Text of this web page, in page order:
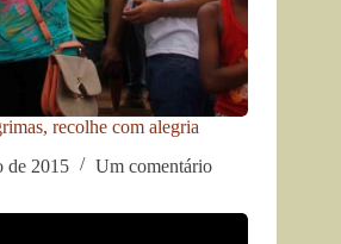
recolhe com alegria
de 2015
Um comentário